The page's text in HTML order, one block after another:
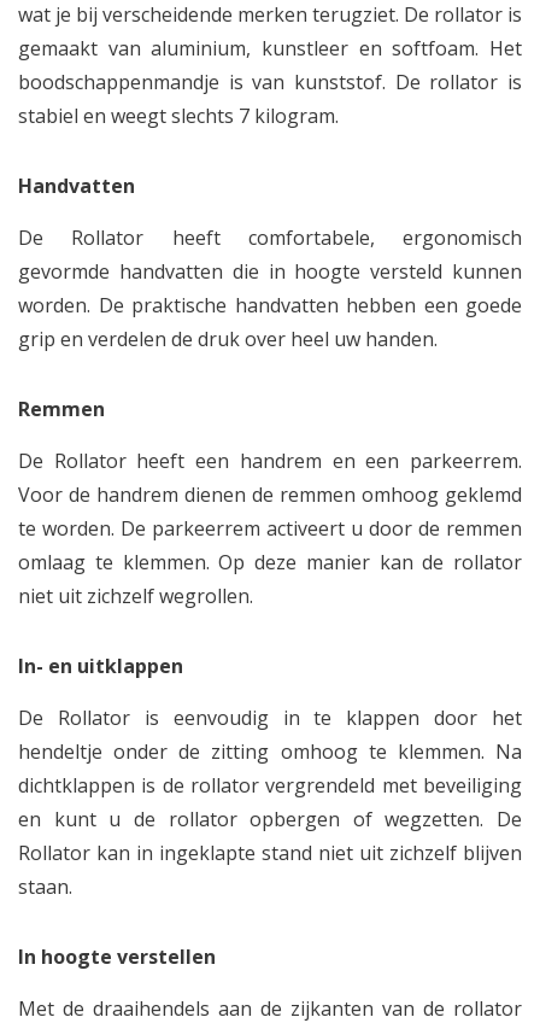
wat je bij verscheidende merken terugziet. De rollator is
gemaakt van aluminium, kunstleer en softfoam. Het
boodschappenmandje is van kunststof. De rollator is
stabiel en weegt slechts 7 kilogram.
Handvatten
De Rollator heeft comfortabele, ergonomisch
gevormde handvatten die in hoogte versteld kunnen
worden. De praktische handvatten hebben een goede
grip en verdelen de druk over heel uw handen.
Remmen
De Rollator heeft een handrem en een parkeerrem.
Voor de handrem dienen de remmen omhoog geklemd
te worden. De parkeerrem activeert u door de remmen
omlaag te klemmen. Op deze manier kan de rollator
niet uit zichzelf wegrollen.
In- en uitklappen
De Rollator is eenvoudig in te klappen door het
hendeltje onder de zitting omhoog te klemmen. Na
dichtklappen is de rollator vergrendeld met beveiliging
en kunt u de rollator opbergen of wegzetten. De
Rollator kan in ingeklapte stand niet uit zichzelf blijven
staan.
In hoogte verstellen
Met de draaihendels aan de zijkanten van de rollator